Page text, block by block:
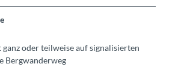
oder teilweise auf signalisierten
Bergwanderweg